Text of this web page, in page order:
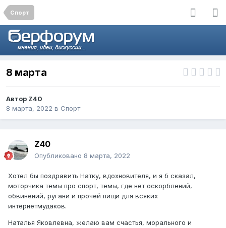
Спорт
8 марта
Автор Z40
8 марта, 2022 в Спорт
Z40
Опубликовано 8 марта, 2022
Хотел бы поздравить Натку, вдохновителя, и я б сказал,
моторчика темы про спорт, темы, где нет оскорблений,
обвинений, ругани и прочей пищи для всяких
интернетмудаков.
Наталья Яковлевна, желаю вам счастья, морального и